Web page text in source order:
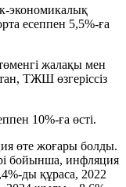
экономикалық
есеппен 5,5%-ға
жалақы мен
ТЖШ өзгеріссіз
10%-ға өсті.
өте жоғары болды.
бойынша, инфляция
ды құраса, 2022